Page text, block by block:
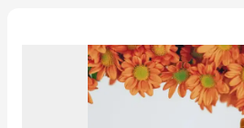
Política de privacidad